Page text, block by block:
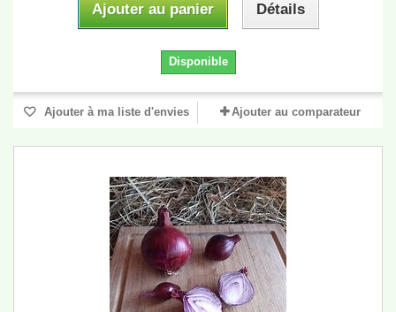
Ajouter au panier Détails
Disponible
Ajouter à ma liste d'envies Ajouter au comparateur